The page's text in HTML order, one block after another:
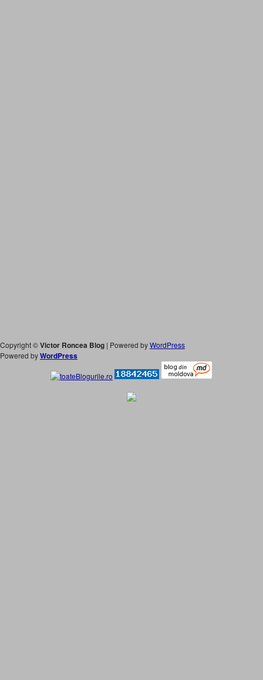
Copyright ©Victor Roncea Blog | Powered byWordPress
Powered byWordPress